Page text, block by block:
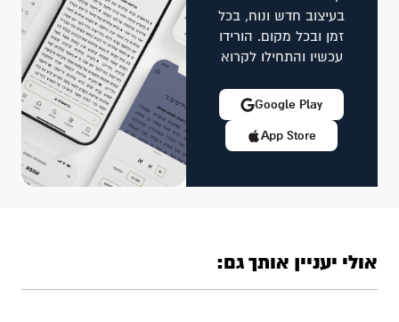
בעיצוב חדש ונוח, בכל
זמן ובכל מקום. הורידו
עכשיו והתחילו לקרוא
App Store
Google Play
אולי יעניין אותך גם: